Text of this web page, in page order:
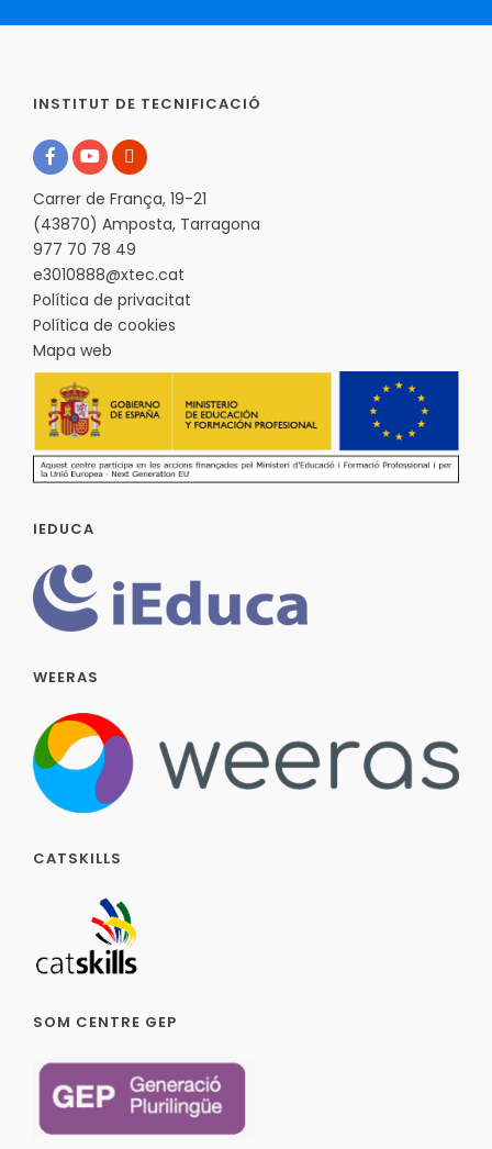
INSTITUT DE TECNIFICACIÓ
Carrer de França, 19-21
(43870) Amposta, Tarragona
977 70 78 49
e3010888@xtec.cat
Política de privacitat
Política de cookies
Mapa web
IEDUCA
WEERAS
CATSKILLS
SOM CENTRE GEP